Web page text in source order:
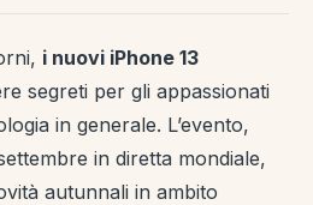
i nuovi iPhone 13
segreti per gli appassionati
in generale. L’evento,
in diretta mondiale,
autunnali in ambito